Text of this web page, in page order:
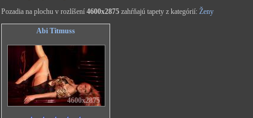
Pozadia na plochu v rozlíšení 4600x2875 zahŕňajú tapety z kategórií: Ženy
Abi Titmuss
4600x2875